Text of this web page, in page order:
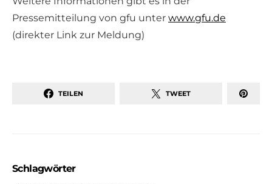
Pressemitteilung von gfu unter www.gfu.de
(direkter Link zur Meldung)
TEILEN TWEET
Schlagwörter